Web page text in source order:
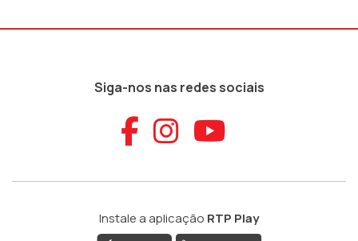
Siga-nos nas redes sociais
Aceder ao
Aceder ao
Aceder
Instale a aplicação RTP Play